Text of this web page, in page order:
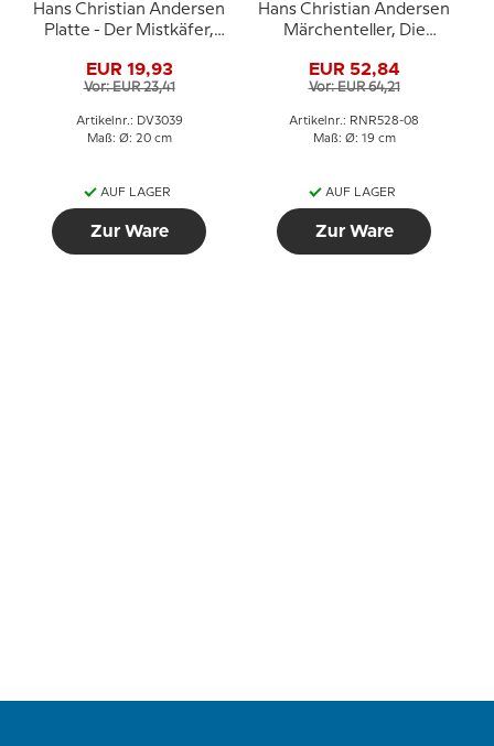
Hans Christian Andersen
Platte - Der Mistkäfer,
EUR 19,93
Vor: EUR 23,41
Artikelnr.: DV3039
Maß: Ø: 20 cm
AUF LAGER
Zur Ware
Hans Christian Andersen
Märchenteller, Die
Copenhagen
EUR 52,84
Vor: EUR 64,21
Artikelnr.: RNR528-08
Maß: Ø: 19 cm
AUF LAGER
Zur Ware